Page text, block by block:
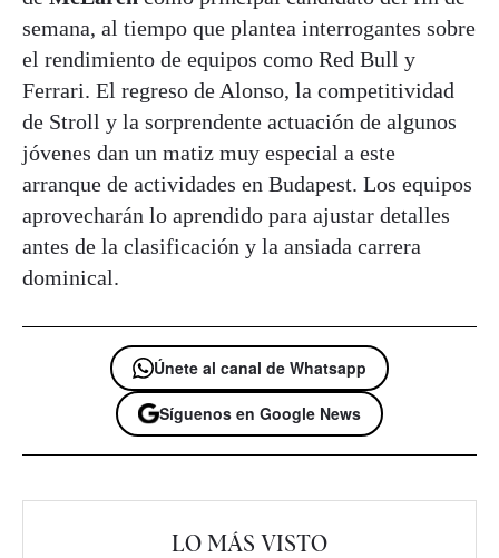
semana, al tiempo que plantea interrogantes sobre
el rendimiento de equipos como Red Bull y
Ferrari. El regreso de Alonso, la competitividad
de Stroll y la sorprendente actuación de algunos
jóvenes dan un matiz muy especial a este
arranque de actividades en Budapest. Los equipos
aprovecharán lo aprendido para ajustar detalles
antes de la clasificación y la ansiada carrera
dominical.
Únete al canal de Whatsapp
Síguenos en Google News
LO MÁS VISTO